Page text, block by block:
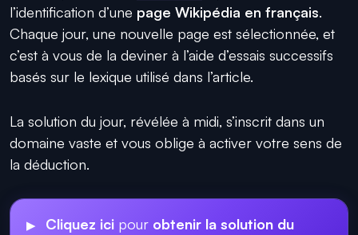
l’identification d’une page Wikipédia en français.
Chaque jour, une nouvelle page est sélectionnée, et
c’est à vous de la deviner à l’aide d’essais successifs
basés sur le lexique utilisé dans l’article.
La solution du jour, révélée à midi, s’inscrit dans un
domaine vaste et vous oblige à activer votre sens de
la déduction.
Cliquez ici pour obtenir la solution du